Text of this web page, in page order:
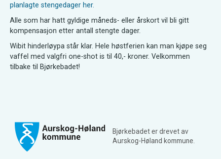
planlagte stengedager her.
Alle som har hatt gyldige måneds- eller årskort vil bli gitt
kompensasjon etter antall stengte dager.
Wibit hinderløypa står klar. Hele høstferien kan man kjøpe seg
vaffel med valgfri one-shot is til 40,- kroner. Velkommen
tilbake til Bjørkebadet!
Bjørkebadet er drevet av
Aurskog-Høland kommune.